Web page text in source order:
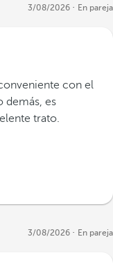
3/08/2026 En pareja
con el
demás, es
trato.
3/08/2026 En pareja